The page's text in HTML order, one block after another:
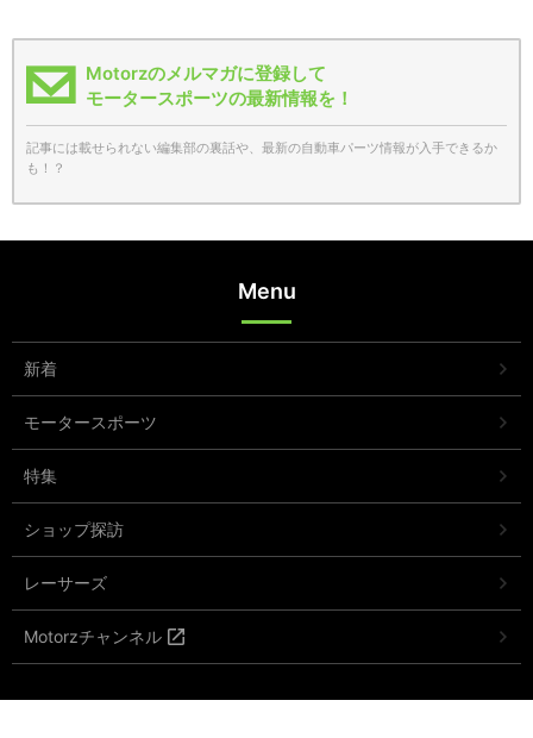
Motorzのメルマガに登録して
モータースポーツの最新情報を！
記事には載せられない編集部の裏話や、最新の自動車パーツ情報が入手できるか
も！？
Menu
新着
モータースポーツ
特集
ショップ探訪
レーサーズ
Motorzチャンネル